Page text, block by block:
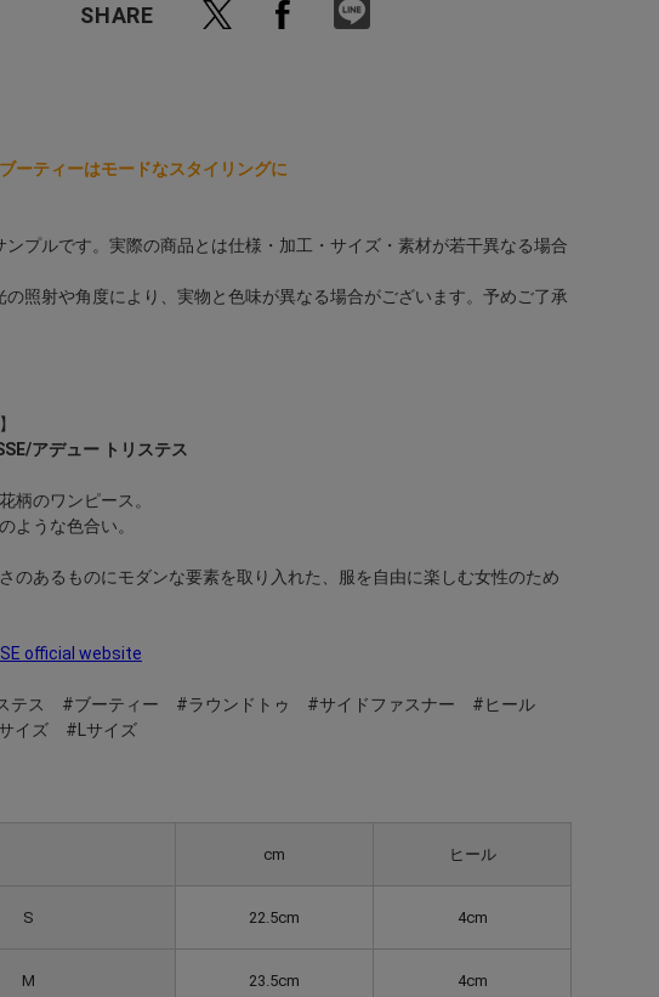
SHARE
ーティーはモードなスタイリングに
プルです。実際の商品とは仕様・加工・サイズ・素材が若干異なる場合
照射や角度により、実物と色味が異なる場合がございます。予めご了承
アデュー トリステス
柄のワンピース。
ような色合い。
のあるものにモダンな要素を取り入れた、服を自由に楽しむ女性のため
official website
テス #ブーティー #ラウンドトゥ #サイドファスナー #ヒール
イズ #Lサイズ
cm ヒール
S 22.5cm 4cm
M 23.5cm 4cm